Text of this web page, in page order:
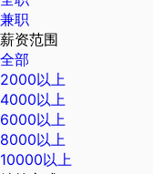
兼职
薪资范围
全部
2000以上
4000以上
6000以上
8000以上
10000以上